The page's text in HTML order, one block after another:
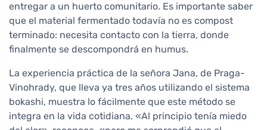
entregar a un huerto comunitario. Es importante saber
que el material fermentado todavía no es compost
terminado: necesita contacto con la tierra, donde
finalmente se descompondrá en humus.
La experiencia práctica de la señora Jana, de Praga-
Vinohrady, que lleva ya tres años utilizando el sistema
bokashi, muestra lo fácilmente que este método se
integra en la vida cotidiana. «Al principio tenía miedo